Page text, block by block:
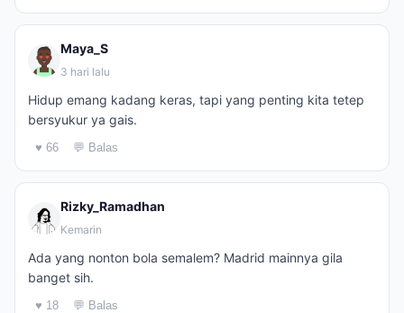
Maya_S
3 hari lalu
Hidup emang kadang keras, tapi yang penting kita tetep
bersyukur ya gais.
♥ 66 💬 Balas
Rizky_Ramadhan
Kemarin
Ada yang nonton bola semalem? Madrid mainnya gila
banget sih.
♥ 18 💬 Balas